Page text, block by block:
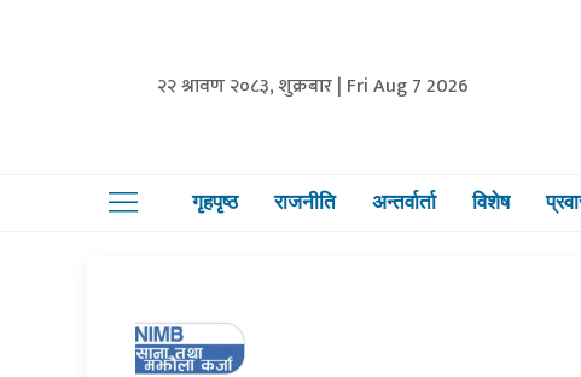
२२ श्रावण २०८३, शुक्रबार | Fri Aug 7 2026
गृहपृष्ठ राजनीति अन्तर्वार्ता विशेष